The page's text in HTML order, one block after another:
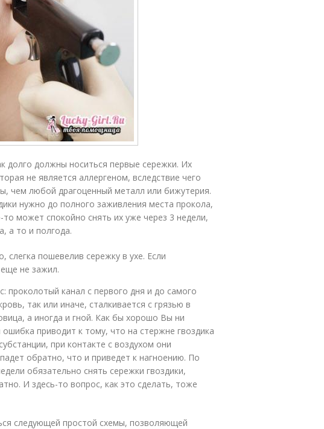
долго должны носиться первые сережки. Их
не является аллергеном, вследствие чего
чем любой драгоценный металл или бижутерия.
нужно до полного заживления места прокола,
может спокойно снять их уже через 3 недели,
а то и полгода.
пошевелив сережку в ухе. Если
не зажил.
проколотый канал с первого дня и до самого
так или иначе, сталкивается с грязью в
а иногда и гной. Как бы хорошо Вы ни
приводит к тому, что на стержне гвоздика
при контакте с воздухом они
обратно, что и приведет к нагноению. По
обязательно снять сережки гвоздики,
И здесь-то вопрос, как это сделать, тоже
следующей простой схемы, позволяющей